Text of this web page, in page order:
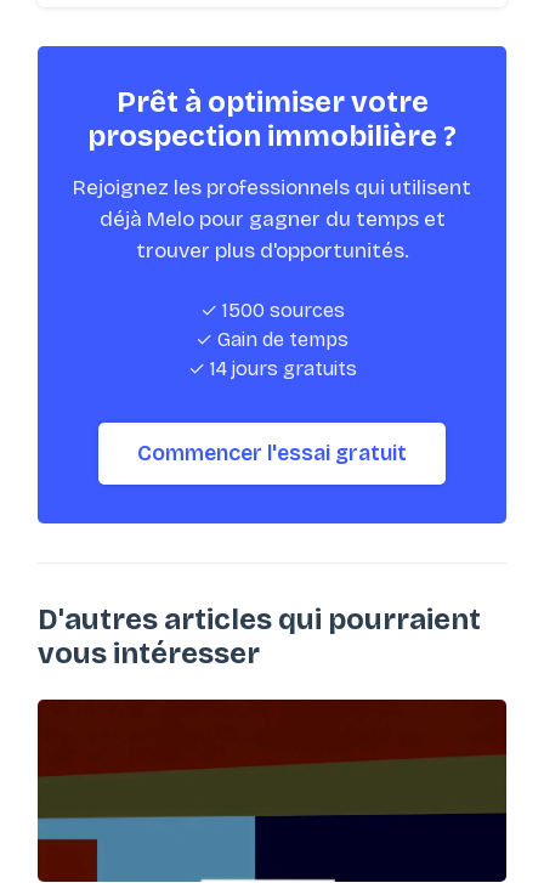
Prêt à optimiser votre
prospection immobilière ?
Rejoignez les professionnels qui utilisent
déjà Melo pour gagner du temps et
trouver plus d'opportunités.
✓ 1500 sources
✓ Gain de temps
✓ 14 jours gratuits
Commencer l'essai gratuit
D'autres articles qui pourraient
vous intéresser